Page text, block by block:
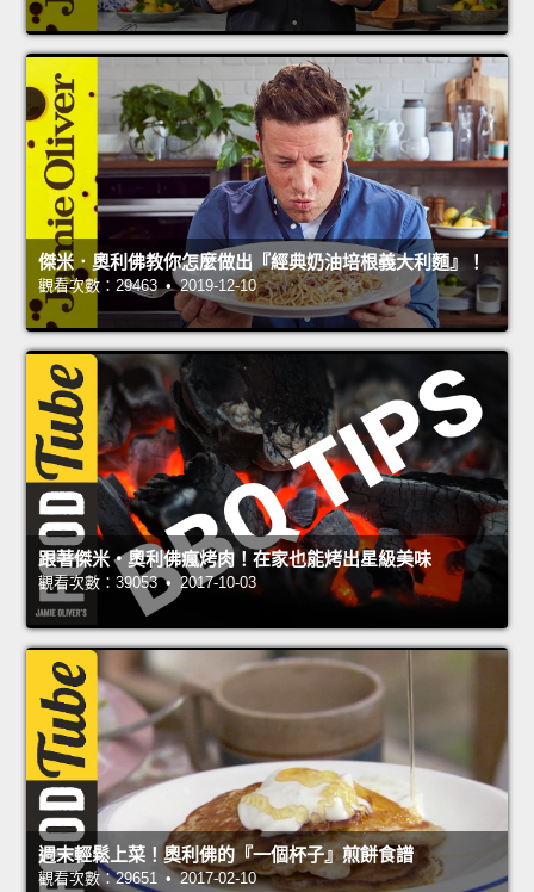
傑米．奧利佛教你怎麼做出『經典奶油培根義大利麵』！
觀看次數：29463 • 2019-12-10
跟著傑米‧奧利佛瘋烤肉！在家也能烤出星級美味
觀看次數：39053 • 2017-10-03
週末輕鬆上菜！奧利佛的『一個杯子』煎餅食譜
觀看次數：29651 • 2017-02-10